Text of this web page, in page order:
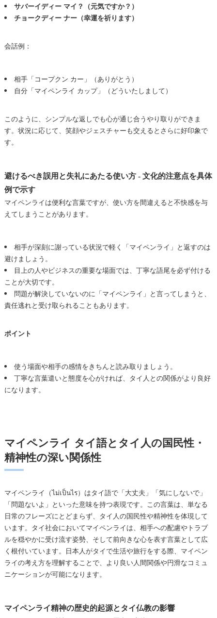
サバーイディー マイ？（元気ですか？）
チョークディー ナー（幸運を祈ります）
会話例：
相手「コープクン カー」（ありがとう）
自分「マイペンライ カップ」（どういたしまして）
このように、シンプルな返しでも心が通じ合うやり取りができま
す。状況に応じて、笑顔やジェスチャーも交えるとさらに好印象で
す。
避けるべき誤用と失礼にあたる使い方 - 文化的注意点を具体
例で示す
マイペンライは便利な言葉ですが、使い方を間違えると不快感を与
えてしまうことがあります。
相手が深刻に謝っている状況で軽く「マイペンライ」と返すのは
避けましょう。
目上の人やビジネスの重要な場面では、丁寧な語尾を必ず付ける
ことが大切です。
問題が解決していないのに「マイペンライ」と言ってしまうと、
責任逃れと受け取られることもあります。
ポイント
使う場面や相手の感情をきちんと読み取りましょう。
丁寧な言葉遣いと態度を心がければ、タイ人との関係がより良好
になります。
マイペンライ タイ語とタイ人の国民性・
精神性の深い関係性
マイペンライ（ไม่เป็นไร）はタイ語で「大丈夫」「気にしないで」
「問題ないよ」といった意味を持つ表現です。この言葉は、単なる
日常のフレーズにとどまらず、タイ人の国民性や精神性を体現して
います。タイ社会においてマイペンライは、相手への配慮やトラブ
ルを穏やかに受け流す姿勢、そして前向きな心を表す言葉として広
く根付いています。日本人がタイで生活や旅行をする際、マイペン
ライの考え方を理解することで、より良い人間関係や円滑なコミュ
ニケーションが可能になります。
マイペンライ精神の歴史的起源とタイ仏教の影響